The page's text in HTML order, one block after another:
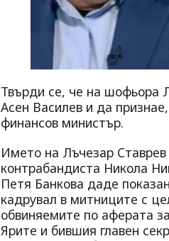
Твърди се, че на шофьора
Асен Василев и да
финансов министър.
Името на Лъчезар
контрабандиста Никола
Петя Банкова даде
кадрувал в митниците с
обвиняемите по аферата
Ярите и бившия главен